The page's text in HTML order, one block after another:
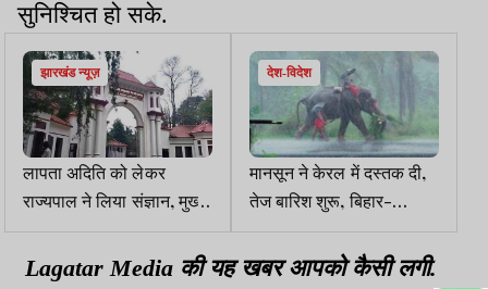
सुनिश्चित हो सके.
झारखंड न्यूज़
लापता अदिति को लेकर
राज्यपाल ने लिया संज्ञान, मुख्य
सचिव को दिए त्वरित कार्रवाई
के निर्देश
देश-विदेश
मानसून ने केरल में दस्तक दी,
तेज बारिश शुरू, बिहार-
झारखंड में 12-15 जून को होगा
सक्रिय
Lagatar Media की यह खबर आपको कैसी लगी.